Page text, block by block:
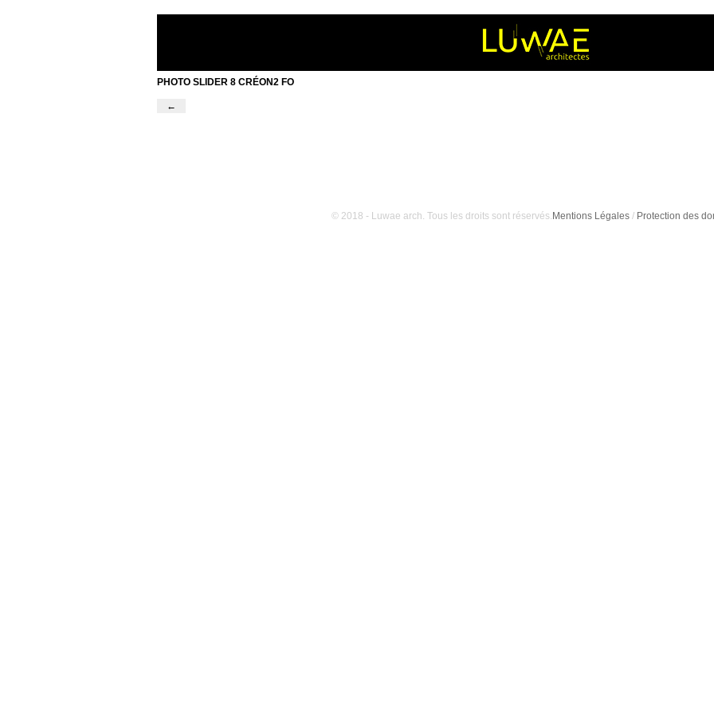
PHOTO SLIDER 8 CRÉON2 FO
←
© 2018 - Luwae arch. Tous les droits sont réservés. Mentions Légales / Protection des